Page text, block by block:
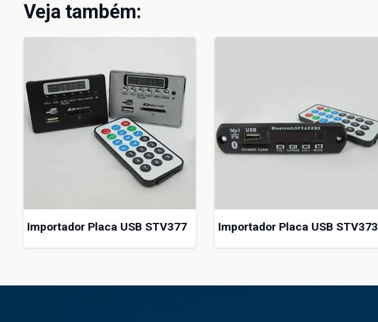
Veja também:
Importador Placa USB STV377 Importador Placa USB STV373